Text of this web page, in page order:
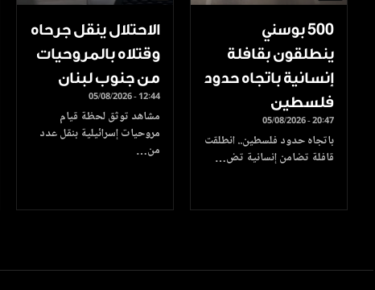
500 بوسني
ينطلقون بقافلة
إنسانية باتجاه حدود
فلسطين
05/08/2026 - 20:47
باتجاه حدود فلسطين.. انطلقت
قافلة تضامن إنسانية تض…
الاحتلال ينقل جرحاه
وقتلاه بالمروحيات
من جنوب لبنان
05/08/2026 - 12:44
مشاهد توثق لحظة قيام
مروحيات إسرائيلية بنقل عدد
من…